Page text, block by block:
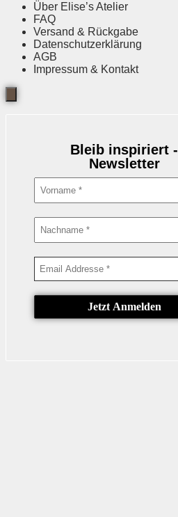
Über Elise’s Atelier
FAQ
Versand & Rückgabe
Datenschutzerklärung
AGB
Impressum & Kontakt
Bleib inspiriert -
Newsletter